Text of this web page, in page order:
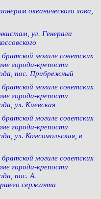
океанического лова,
ул. Генерала
могиле советских
города-крепости
пос. Прибрежный
могиле советских
города-крепости
ул. Киевская
могиле советских
города-крепости
ул. Комсомольская, в
могиле советских
города-крепости
пос. А.
сержанта